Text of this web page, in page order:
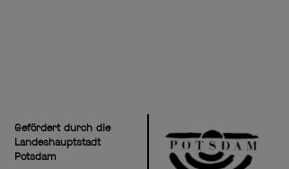
Gefördert durch die
Landeshauptstadt
Potsdam